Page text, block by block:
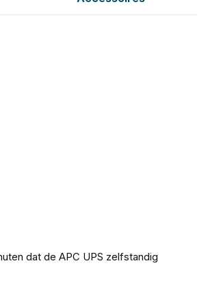
dat de APC UPS zelfstandig